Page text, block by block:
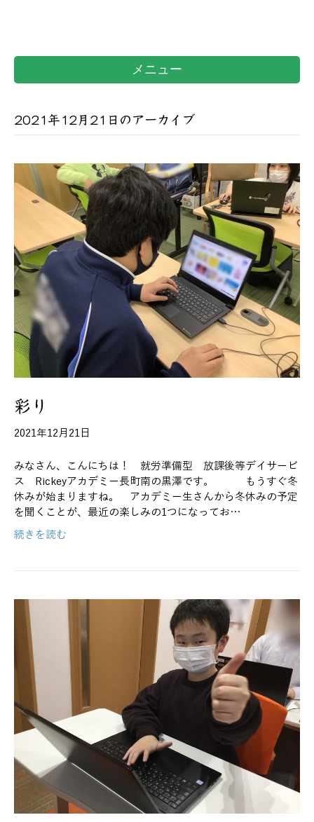
メニュー
2021年12月21日のアーカイブ
彩り
2021年12月21日
みなさん、こんにちは！ 就労準備型 放課後等デイサービ
ス Rickeyアカデミー長町南の黒澤です。 もうすぐ冬
休みが始まりますね。 アカデミー生さんから冬休みの予定
を聞くことが、最近の楽しみの1つになってお…
続きを読む